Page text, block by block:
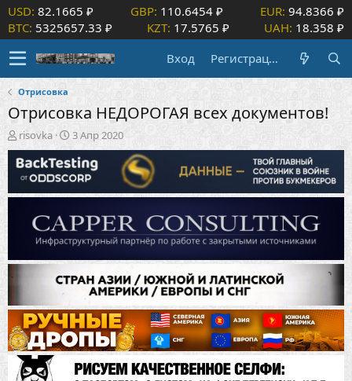
USD: 82.1665 ₽ GBP: 110.6454 ₽ EUR: 94.8366 ₽
BTC: 5325657.33 ₽ KZT: 17.5765 ₽ UAH: 18.358 ₽
Вход
Регистрация
Отрисовка
Отрисовка НЕДОРОГАЯ всех документов!
А
в
т
о
р
risovka
Д
а
т
а
н
ч
а
л
а
3 Апр 2020